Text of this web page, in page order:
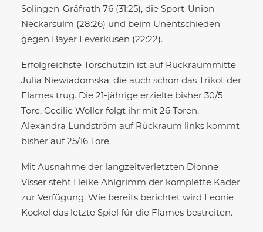
Solingen-Gräfrath 76 (31:25), die Sport-Union
Neckarsulm (28:26) und beim Unentschieden
gegen Bayer Leverkusen (22:22).
Erfolgreichste Torschützin ist auf Rückraummitte
Julia Niewiadomska, die auch schon das Trikot der
Flames trug. Die 21-jährige erzielte bisher 30/5
Tore, Cecilie Woller folgt ihr mit 26 Toren.
Alexandra Lundström auf Rückraum links kommt
bisher auf 25/16 Tore.
Mit Ausnahme der langzeitverletzten Dionne
Visser steht Heike Ahlgrimm der komplette Kader
zur Verfügung. Wie bereits berichtet wird Leonie
Kockel das letzte Spiel für die Flames bestreiten.